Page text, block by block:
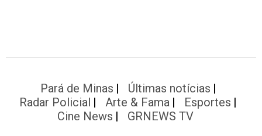
Pará de Minas
Últimas notícias
Radar Policial
Arte & Fama
Esportes
Cine News
GRNEWS TV